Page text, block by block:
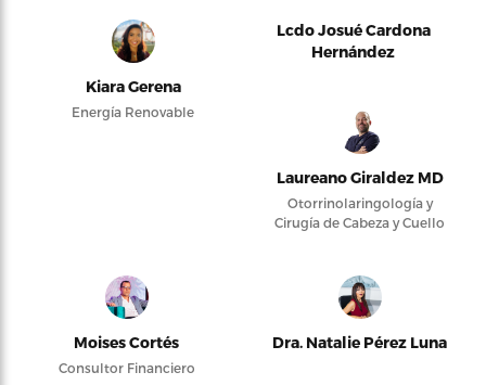
Kiara Gerena
Energía Renovable
Lcdo Josué Cardona
Hernández
Laureano Giraldez MD
Otorrinolaringología y
Cirugía de Cabeza y Cuello
Moises Cortés
Consultor Financiero
Dra. Natalie Pérez Luna